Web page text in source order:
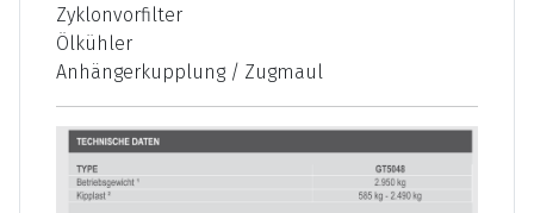
Zyklonvorfilter
Ölkühler
Anhängerkupplung / Zugmaul